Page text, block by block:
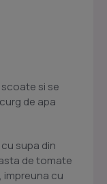
si se
de apa
supa din
de tomate
impreuna cu